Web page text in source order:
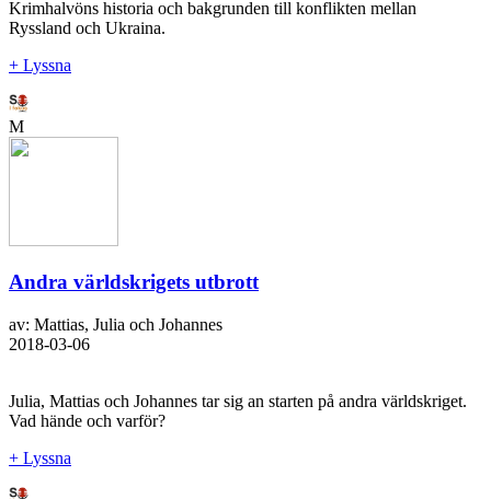
Krimhalvöns historia och bakgrunden till konflikten mellan
Ryssland och Ukraina.
+ Lyssna
M
Andra världskrigets utbrott
av: Mattias, Julia och Johannes
2018-03-06
Julia, Mattias och Johannes tar sig an starten på andra världskriget.
Vad hände och varför?
+ Lyssna